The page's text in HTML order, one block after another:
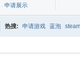
- 申请展示
热搜: 申请游戏 蓝泡